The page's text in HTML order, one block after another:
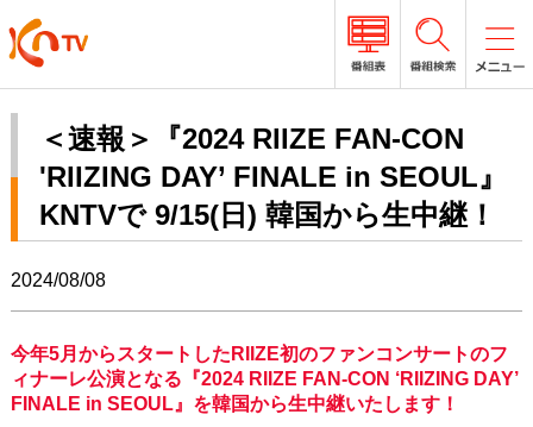
＜速報＞『2024 RIIZE FAN-CON
'RIIZING DAY’ FINALE in SEOUL』
KNTVで 9/15(日) 韓国から生中継！
2024/08/08
今年5月からスタートしたRIIZE初のファンコンサートのフ
ィナーレ公演となる『2024 RIIZE FAN-CON ‘RIIZING DAY’
FINALE in SEOUL』を韓国から生中継いたします！